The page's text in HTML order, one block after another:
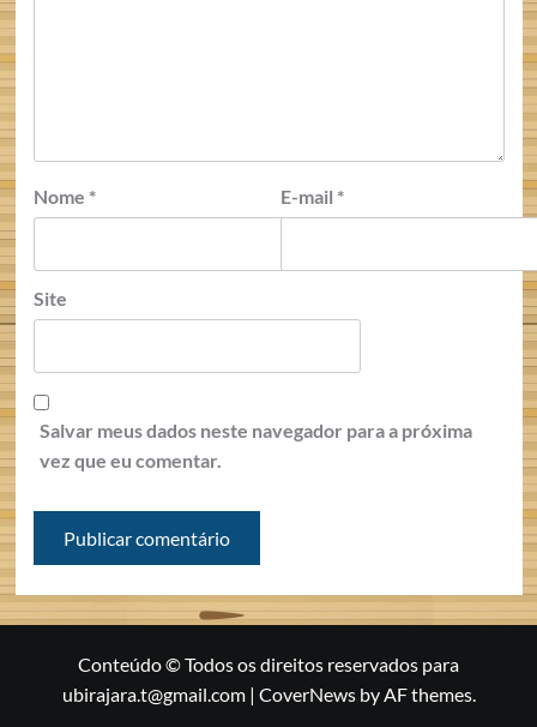
Nome * E-mail *
Site
Salvar meus dados neste navegador para a próxima
vez que eu comentar.
Conteúdo © Todos os direitos reservados para
ubirajara.t@gmail.com | CoverNewsby AF themes.